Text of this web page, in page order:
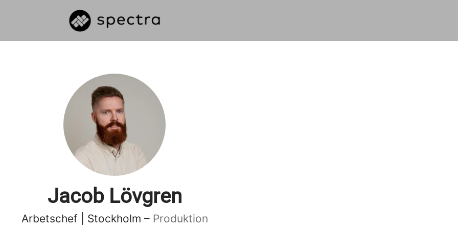
Jacob Lövgren
Arbetschef | Stockholm – Produktion